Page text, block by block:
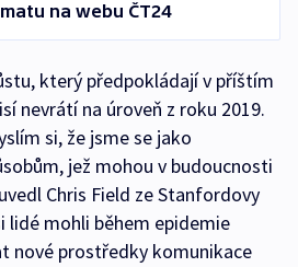
na webu ČT24
který předpokládají v příštím
nevrátí na úroveň z roku 2019.
si, že jsme se jako
jež mohou v budoucnosti
Chris Field ze Stanfordovy
lidé mohli během epidemie
nové prostředky komunikace